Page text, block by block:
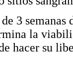
3
la
hacer su